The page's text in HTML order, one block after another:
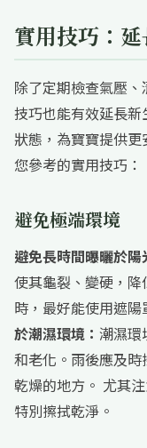
實用技巧：
除了定期檢查氣壓
技巧也能有效延長
狀態，為寶寶提供
您參考的實用技巧：
避免極端環境
避免長時間曝曬於陽
使其龜裂、變硬，
時，最好能使用遮陽
於潮濕環境： 潮濕環
和老化。雨後應及
乾燥的地方。 尤其
特別擦拭乾淨。